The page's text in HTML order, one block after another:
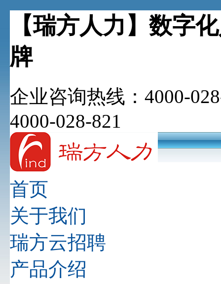
【瑞方人力】数字
牌
企业咨询热线：4000-
4000-028-821
首页
关于我们
瑞方云招聘
产品介绍